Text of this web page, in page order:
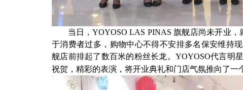
当日， YOYOSO LAS PINAS 旗舰店尚未开业，
于消费者过多，购物中心不得不安排多名保安维持
舰店前排起了数百米的粉丝长龙。 YOYOSO代言明星
祝贺，精彩的表演，将开业典礼和门店气氛推向了一